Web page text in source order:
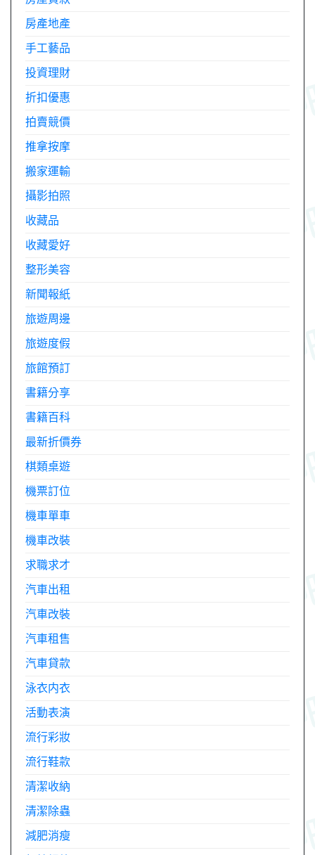
房產地產
手工藝品
投資理財
折扣優惠
拍賣競價
推拿按摩
搬家運輸
攝影拍照
收藏品
收藏愛好
整形美容
新聞報紙
旅遊周邊
旅遊度假
旅館預訂
書籍分享
書籍百科
最新折價券
棋類桌遊
機票訂位
機車單車
機車改裝
求職求才
汽車出租
汽車改裝
汽車租售
汽車貸款
泳衣内衣
活動表演
流行彩妝
流行鞋款
清潔收納
清潔除蟲
減肥消瘦